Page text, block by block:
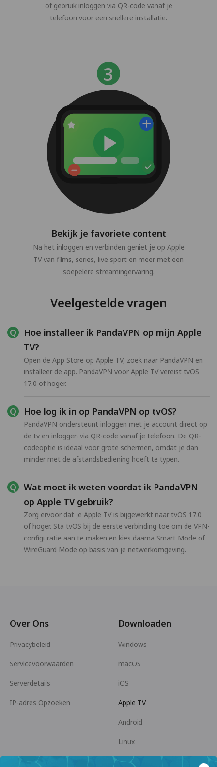
of gebruik inloggen via QR-code vanaf je
telefoon voor een snellere installatie.
Bekijk je favoriete content
Na het inloggen en verbinden geniet je op Apple
TV van films, series, live sport en meer met een
soepelere streamingervaring.
Veelgestelde vragen
Hoe installeer ik PandaVPN op mijn Apple
TV?
Open de App Store op Apple TV, zoek naar PandaVPN en
installeer de app. PandaVPN voor Apple TV vereist tvOS
17.0 of hoger.
Hoe log ik in op PandaVPN op tvOS?
PandaVPN ondersteunt inloggen met je account direct op
de tv en inloggen via QR-code vanaf je telefoon. De QR-
codeoptie is ideaal voor grote schermen, omdat je dan
minder met de afstandsbediening hoeft te typen.
Wat moet ik weten voordat ik PandaVPN
op Apple TV gebruik?
Zorg ervoor dat je Apple TV is bijgewerkt naar tvOS 17.0
of hoger. Sta tvOS bij de eerste verbinding toe om de VPN-
configuratie aan te maken en kies daarna Smart Mode of
WireGuard Mode op basis van je netwerkomgeving.
Over Ons
Privacybeleid
Servicevoorwaarden
Serverdetails
IP-adres Opzoeken
Downloaden
Windows
macOS
iOS
Apple TV
Android
Linux
Android TV